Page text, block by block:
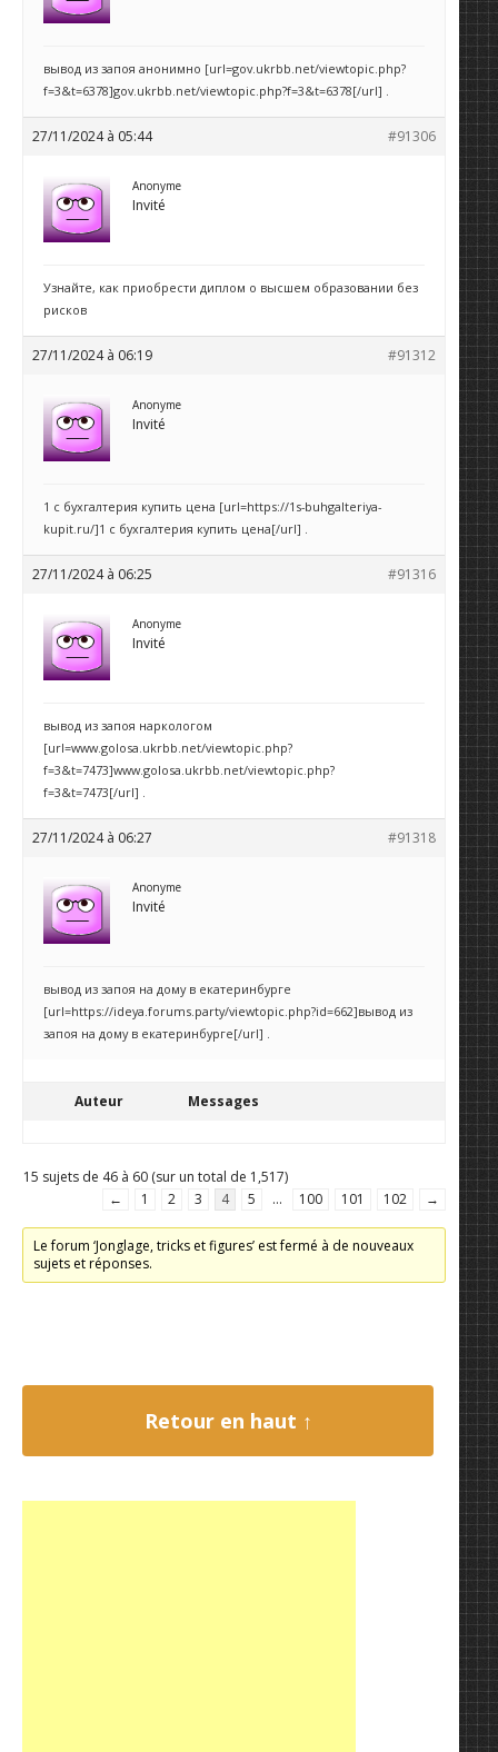
вывод из запоя анонимно [url=gov.ukrbb.net/viewtopic.php?
f=3&t=6378]gov.ukrbb.net/viewtopic.php?f=3&t=6378[/url] .
27/11/2024 à 05:44 #91306
Anonyme
Invité
Узнайте, как приобрести диплом о высшем образовании без
рисков
27/11/2024 à 06:19 #91312
Anonyme
Invité
1 с бухгалтерия купить цена [url=https://1s-buhgalteriya-
kupit.ru/]1 с бухгалтерия купить цена[/url] .
27/11/2024 à 06:25 #91316
Anonyme
Invité
вывод из запоя наркологом
[url=www.golosa.ukrbb.net/viewtopic.php?
f=3&t=7473]www.golosa.ukrbb.net/viewtopic.php?
f=3&t=7473[/url] .
27/11/2024 à 06:27 #91318
Anonyme
Invité
вывод из запоя на дому в екатеринбурге
[url=https://ideya.forums.party/viewtopic.php?id=662]вывод из
запоя на дому в екатеринбурге[/url] .
Auteur Messages
15 sujets de 46 à 60 (sur un total de 1,517)
←
1 2 3 4 5 … 100 101 102 →
Le forum ‘Jonglage, tricks et figures’ est fermé à de nouveaux
sujets et réponses.
Retour en haut ↑